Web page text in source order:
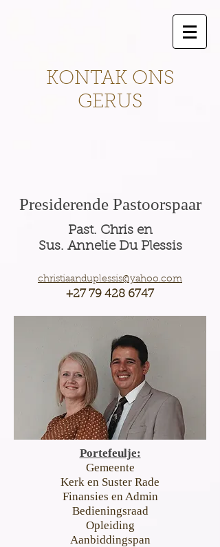
KONTAK ONS
GERUS
Presiderende Pastoorspaar
Past. Chris en
Sus. Annelie Du Plessis
christiaanduplessis@yahoo.com
+27 79 428 6747
Portefeulje:
Gemeente
Kerk en Suster Rade
Finansies en Admin
Bedieningsraad
Opleiding
Aanbiddingspan